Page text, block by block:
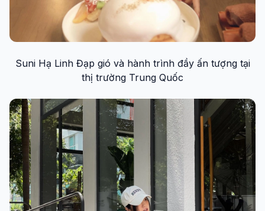
Suni Hạ Linh Đạp gió và hành trình đầy ấn tượng tại
thị trường Trung Quốc